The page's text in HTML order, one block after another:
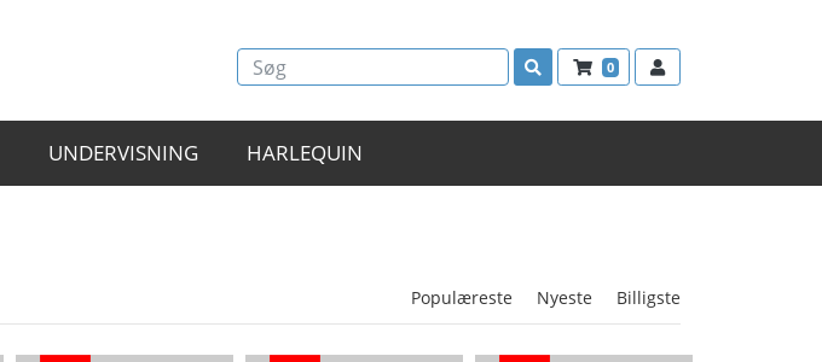
0
UNDERVISNING HARLEQUIN
Populæreste Nyeste Billigste